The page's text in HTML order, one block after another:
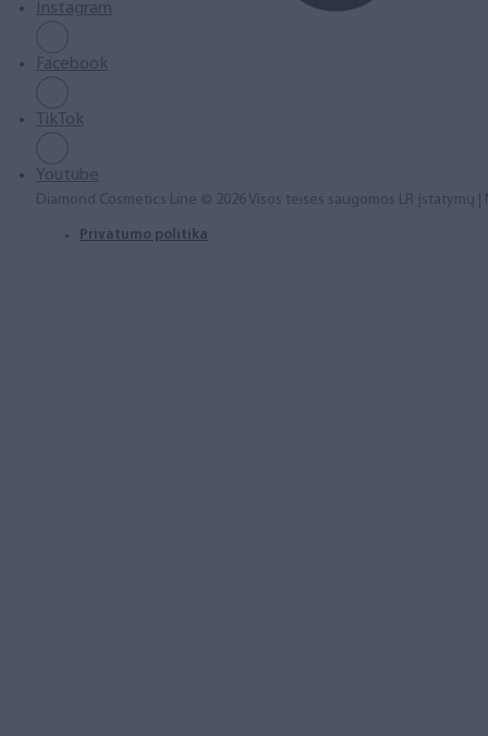
Instagram
Facebook
TikTok
Youtube
Diamond Cosmetics Line © 2026 Visos teisės saugomos LR įstatymų
Privatumo politika